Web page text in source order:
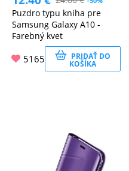
Puzdro typu kniha pre
Samsung Galaxy A10 -
Farebný kvet
5165 PRIDAŤ DO
KOŠÍKA